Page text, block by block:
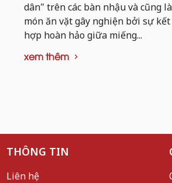
dân" trên các bàn nhậu và cũng là
món ăn vặt gây nghiện bởi sự kết
hợp hoàn hảo giữa miếng...
xem thêm
THÔNG TIN
Liên hệ